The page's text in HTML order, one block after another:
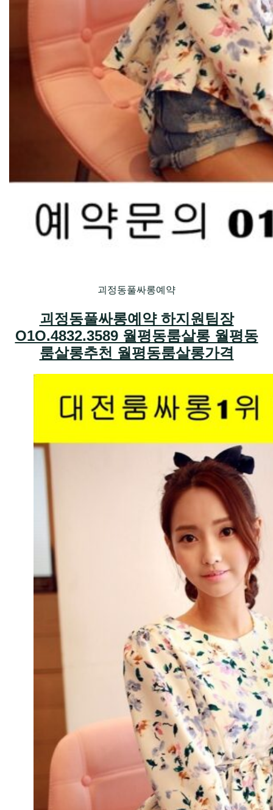
괴정동풀싸롱예약
괴정동풀싸롱예약 하지원팀장
O1O.4832.3589 월평동룸살롱 월평동
룸살롱추천 월평동룸살롱가격